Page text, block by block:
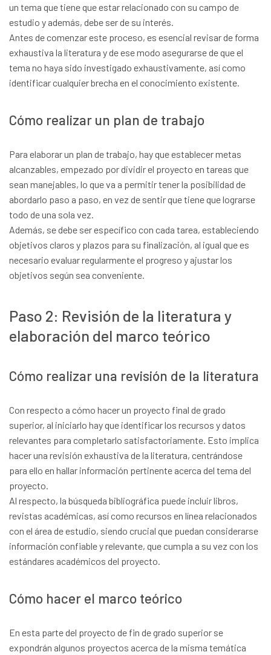
un tema que tiene que estar relacionado con su campo de
estudio y además, debe ser de su interés.
Antes de comenzar este proceso, es esencial revisar de forma
exhaustiva la literatura y de ese modo asegurarse de que el
tema no haya sido investigado exhaustivamente, así como
identificar cualquier brecha en el conocimiento existente.
Cómo realizar un plan de trabajo
Para elaborar un plan de trabajo, hay que establecer metas
alcanzables, empezado por dividir el proyecto en tareas que
sean manejables, lo que va a permitir tener la posibilidad de
abordarlo paso a paso, en vez de sentir que tiene que lograrse
todo de una sola vez.
Además, se debe ser específico con cada tarea, estableciendo
objetivos claros y plazos para su finalización, al igual que es
necesario evaluar regularmente el progreso y ajustar los
objetivos según sea conveniente.
Paso 2: Revisión de la literatura y
elaboración del marco teórico
Cómo realizar una revisión de la literatura
Con respecto a cómo hacer un proyecto final de grado
superior, al iniciarlo hay que identificar los recursos y datos
relevantes para completarlo satisfactoriamente. Esto implica
hacer una revisión exhaustiva de la literatura, centrándose
para ello en hallar información pertinente acerca del tema del
proyecto.
Al respecto, la búsqueda bibliográfica puede incluir libros,
revistas académicas, así como recursos en línea relacionados
con el área de estudio, siendo crucial que puedan considerarse
información confiable y relevante, que cumpla a su vez con los
estándares académicos del proyecto.
Cómo hacer el marco teórico
En esta parte del proyecto de fin de grado superior se
expondrán algunos proyectos acerca de la misma temática